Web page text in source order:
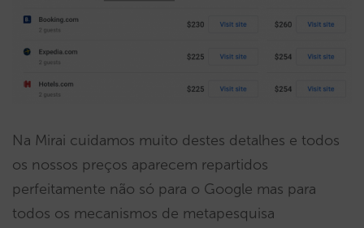
Na Mirai cuidamos muito destes detalhes e todos
os nossos preços aparecem repartidos
perfeitamente não só para o Google mas para
todos os mecanismos de metapesquisa